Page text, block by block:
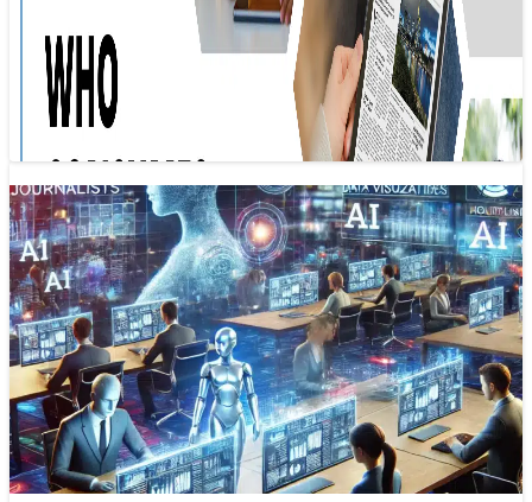
Giữa bối cảnh thực tiễn nhiều thách thức với báo chí, một
xu hướng tích cực đã nổi lên đó là sự hồi…